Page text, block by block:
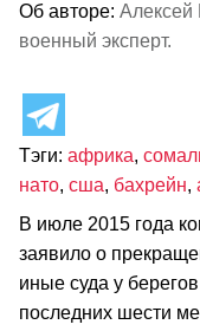
Об авторе: Алексей
военный эксперт.
Тэги: африка,
нато, сша, бахрейн,
В июле 2015 года
заявило о
иные суда у
последних шести